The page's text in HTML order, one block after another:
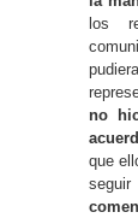
los
no
que